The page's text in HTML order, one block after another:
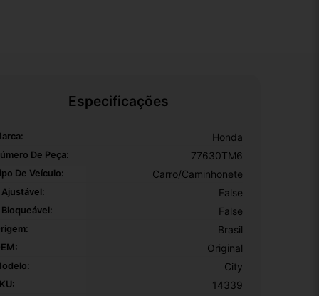
Especificações
Honda
De Peça: 77630TM6
De Veículo: Carro/Caminhonete
Ajustável: False
Bloqueável: False
Brasil
Original
City
14339